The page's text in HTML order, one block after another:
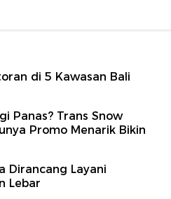
di 5 Kawasan Bali
Panas? Trans Snow
Promo Menarik Bikin
Dirancang Layani
Lebar